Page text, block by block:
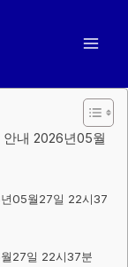
내 2026년05월
05월27일 22시37
27일 22시37분